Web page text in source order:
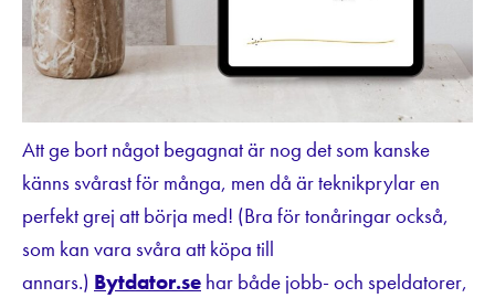
Att ge bort något begagnat är nog det som kanske
känns svårast för många, men då är teknikprylar en
perfekt grej att börja med! (Bra för tonåringar också,
som kan vara svåra att köpa till
annars.) Bytdator.se har både jobb- och speldatorer,